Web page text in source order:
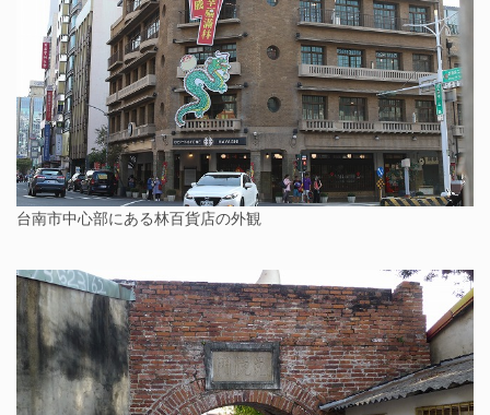
台南市中心部にある林百貨店の外観